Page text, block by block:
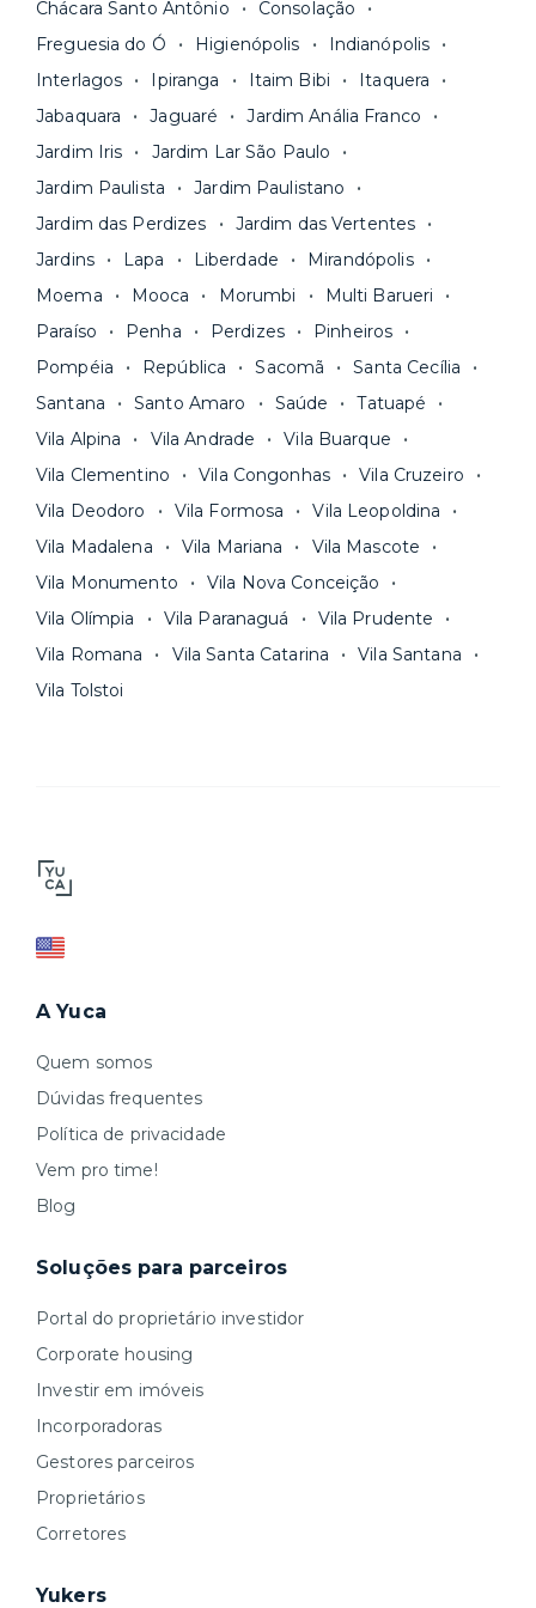
pagar todas as contas do mês junto com o
aluguel, em um boleto único. Quer ainda mais
praticidade? Escolha uma unidade com serviços
inclusos e solicite suporte e manutenção para a
nossa equipe via app.
Seja uma mala ou um caminhão de mudança: é
só levar as suas coisas e começar a morar.
A melhor parte é que todo oprocesso de
documentação pelo site da Yuca e assina o
contrato na tela do seu computador ou celular.
Simples, seguro e sem burocracia!
Chácara Santo Antônio
Consolação
Freguesia do Ó
Higienópolis
Indianópolis
Interlagos
Ipiranga Itaim Bibi
Itaquera
Jabaquara
Jaguaré
Jardim Anália Franco
Jardim Iris
Jardim Lar São Paulo
Jardim Paulista
Jardim Paulistano
Jardim das Perdizes
Jardim das Vertentes
Jardins
Lapa Liberdade
Mirandópolis
Moema
Mooca Morumbi
Multi Barueri
Paraíso
Penha Perdizes
Pinheiros
Pompéia
República Sacomã
Santa Cecília
Santana
Santo Amaro Saúde
Tatuapé
Vila Alpina
Vila Andrade
Vila Buarque
Vila Clementino
Vila Congonhas
Vila Cruzeiro
Vila Deodoro
Vila Formosa
Vila Leopoldina
Vila Madalena
Vila Mariana
Vila Mascote
Vila Monumento
Vila Nova Conceição
Vila Olímpia
Vila Paranaguá
Vila Prudente
Vila Romana
Vila Santa Catarina
Vila Santana
Vila Tolstoi
A Yuca
Quem somos
Dúvidas frequentes
Política de privacidade
Vem pro time!
Blog
Soluções para parceiros
Portal do proprietário investidor
Corporate housing
Investir em imóveis
Incorporadoras
Gestores parceiros
Proprietários
Corretores
Yukers